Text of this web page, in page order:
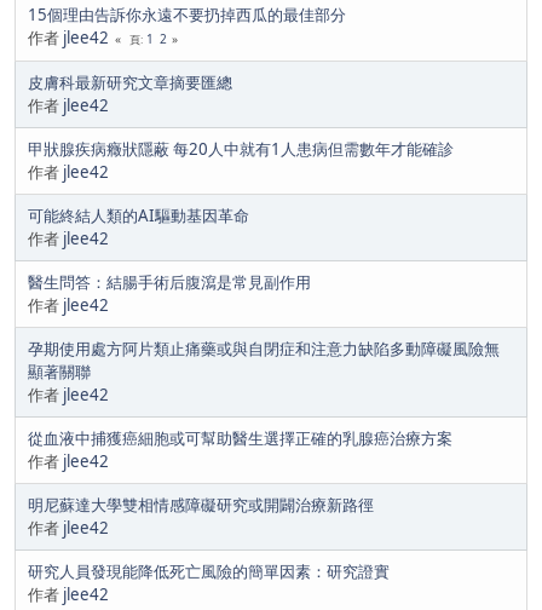
15個理由告訴你永遠不要扔掉西瓜的最佳部分
作者 jlee42 頁 1 2
皮膚科最新研究文章摘要匯總
作者 jlee42
甲狀腺疾病癥狀隱蔽 每20人中就有1人患病但需數年才能確診
作者 jlee42
可能終結人類的AI驅動基因革命
作者 jlee42
醫生問答：結腸手術后腹瀉是常見副作用
作者 jlee42
孕期使用處方阿片類止痛藥或與自閉症和注意力缺陷多動障礙風險無
顯著關聯
作者 jlee42
從血液中捕獲癌細胞或可幫助醫生選擇正確的乳腺癌治療方案
作者 jlee42
明尼蘇達大學雙相情感障礙研究或開闢治療新路徑
作者 jlee42
研究人員發現能降低死亡風險的簡單因素：研究證實
作者 jlee42